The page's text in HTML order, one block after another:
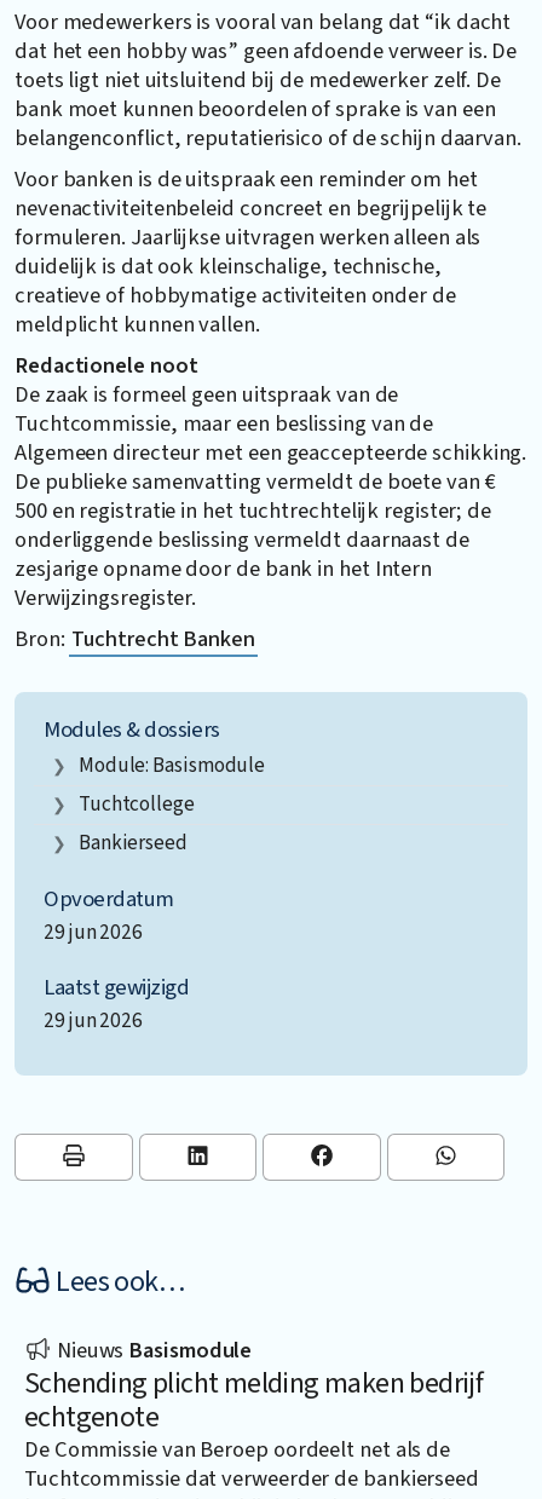
Voor medewerkers is vooral van belang dat “ik dacht
dat het een hobby was” geen afdoende verweer is. De
toets ligt niet uitsluitend bij de medewerker zelf. De
bank moet kunnen beoordelen of sprake is van een
belangenconflict, reputatierisico of de schijn daarvan.
Voor banken is de uitspraak een reminder om het
nevenactiviteitenbeleid concreet en begrijpelijk te
formuleren. Jaarlijkse uitvragen werken alleen als
duidelijk is dat ook kleinschalige, technische,
creatieve of hobbymatige activiteiten onder de
meldplicht kunnen vallen.
Redactionele noot
De zaak is formeel geen uitspraak van de
Tuchtcommissie, maar een beslissing van de
Algemeen directeur met een geaccepteerde schikking.
De publieke samenvatting vermeldt de boete van €
500 en registratie in het tuchtrechtelijk register; de
onderliggende beslissing vermeldt daarnaast de
zesjarige opname door de bank in het Intern
Verwijzingsregister.
Bron: Tuchtrecht Banken
Modules & dossiers
Module: Basismodule
Tuchtcollege
Bankierseed
Opvoerdatum
29 jun 2026
Laatst gewijzigd
29 jun 2026
Lees ook…
Nieuws Basismodule
Schending plicht melding maken bedrijf
echtgenote
De Commissie van Beroep oordeelt net als de
Tuchtcommissie dat verweerder de bankierseed